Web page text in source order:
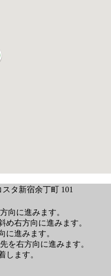
タ新宿余丁町 101
向に進みます。
め右方向に進みます。
に進みます。
を右方向に進みます。
します。